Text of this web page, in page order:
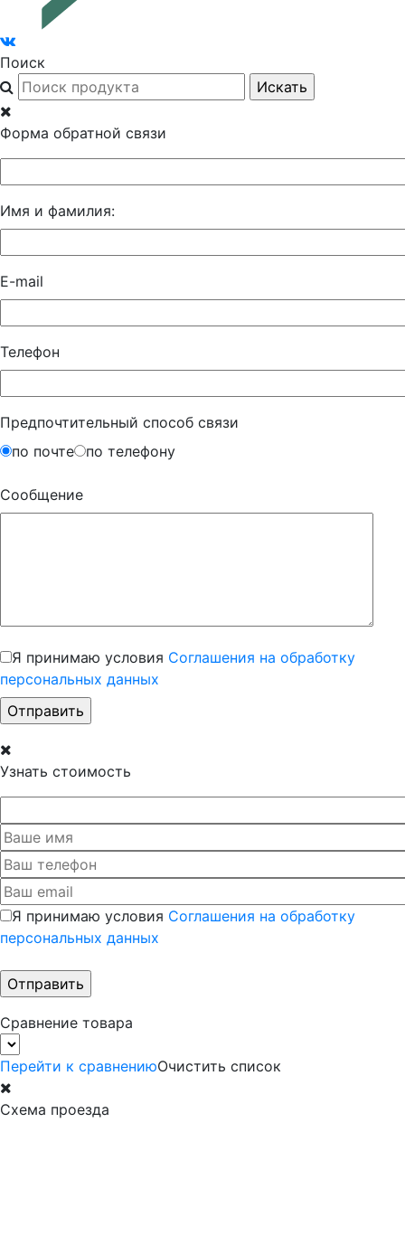
Поиск
Форма обратной связи
Имя и фамилия:
E-mail
Телефон
Предпочтительный способ связи
по почте
по телефону
Сообщение
Я принимаю условия Соглашения на обработку
персональных данных
Узнать стоимость
Я принимаю условия Соглашения на обработку
персональных данных
Сравнение товара
Перейти к сравнениюОчистить список
Схема проезда